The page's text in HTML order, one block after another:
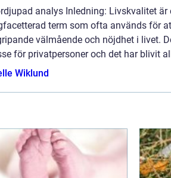
analys Inledning: Livskvalitet är
term som ofta används för
välmående och nöjdhet i livet.
för privatpersoner och det har blivit
Wiklund